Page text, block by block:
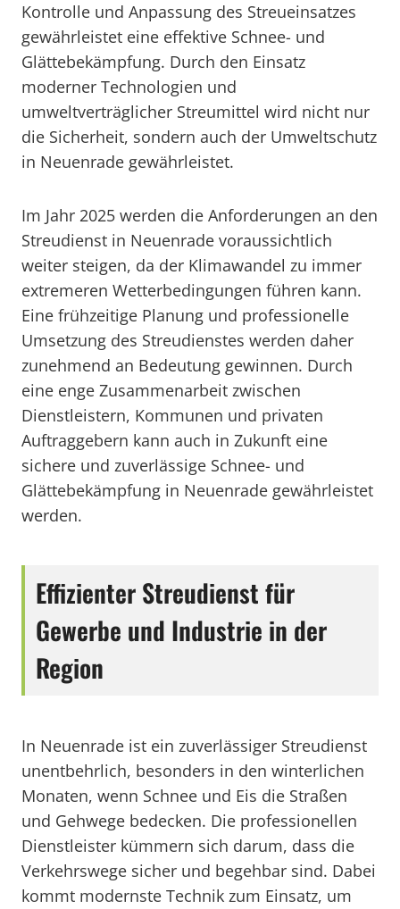
Kontrolle und Anpassung des Streueinsatzes
gewährleistet eine effektive Schnee- und
Glättebekämpfung. Durch den Einsatz
moderner Technologien und
umweltverträglicher Streumittel wird nicht nur
die Sicherheit, sondern auch der Umweltschutz
in Neuenrade gewährleistet.
Im Jahr 2025 werden die Anforderungen an den
Streudienst in Neuenrade voraussichtlich
weiter steigen, da der Klimawandel zu immer
extremeren Wetterbedingungen führen kann.
Eine frühzeitige Planung und professionelle
Umsetzung des Streudienstes werden daher
zunehmend an Bedeutung gewinnen. Durch
eine enge Zusammenarbeit zwischen
Dienstleistern, Kommunen und privaten
Auftraggebern kann auch in Zukunft eine
sichere und zuverlässige Schnee- und
Glättebekämpfung in Neuenrade gewährleistet
werden.
Effizienter Streudienst für
Gewerbe und Industrie in der
Region
In Neuenrade ist ein zuverlässiger Streudienst
unentbehrlich, besonders in den winterlichen
Monaten, wenn Schnee und Eis die Straßen
und Gehwege bedecken. Die professionellen
Dienstleister kümmern sich darum, dass die
Verkehrswege sicher und begehbar sind. Dabei
kommt modernste Technik zum Einsatz, um